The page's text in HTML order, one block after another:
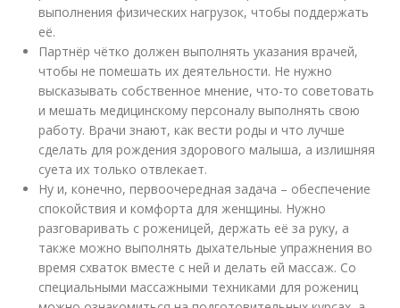
выполнения физических нагрузок, чтобы поддержать
её.
Партнёр чётко должен выполнять указания врачей,
чтобы не помешать их деятельности. Не нужно
высказывать собственное мнение, что-то советовать
и мешать медицинскому персоналу выполнять свою
работу. Врачи знают, как вести роды и что лучше
сделать для рождения здорового малыша, а излишняя
суета их только отвлекает.
Ну и, конечно, первоочередная задача – обеспечение
спокойствия и комфорта для женщины. Нужно
разговаривать с роженицей, держать её за руку, а
также можно выполнять дыхательные упражнения во
время схваток вместе с ней и делать ей массаж. Со
специальными массажными техниками для рожениц